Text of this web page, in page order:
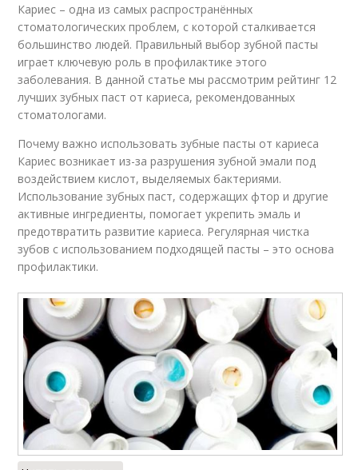
Кариес – одна из самых распространённых
стоматологических проблем, с которой сталкивается
большинство людей. Правильный выбор зубной пасты
играет ключевую роль в профилактике этого
заболевания. В данной статье мы рассмотрим рейтинг 12
лучших зубных паст от кариеса, рекомендованных
стоматологами.
Почему важно использовать зубные пасты от кариеса
Кариес возникает из-за разрушения зубной эмали под
воздействием кислот, выделяемых бактериями.
Использование зубных паст, содержащих фтор и другие
активные ингредиенты, помогает укрепить эмаль и
предотвратить развитие кариеса. Регулярная чистка
зубов с использованием подходящей пасты – это основа
профилактики.